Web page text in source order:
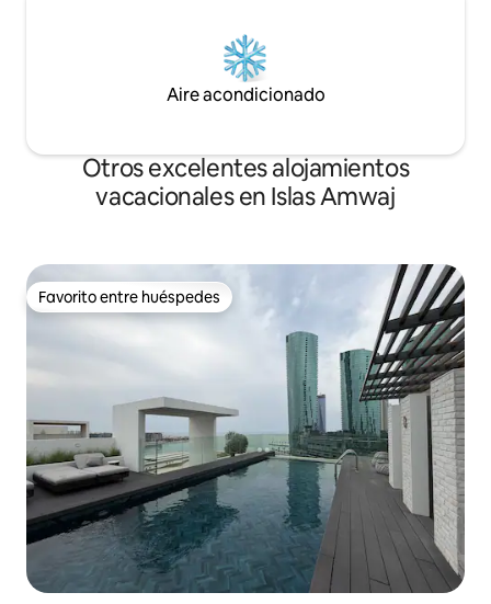
Aire acondicionado
Otros excelentes alojamientos
vacacionales en Islas Amwaj
Favorito entre huéspedes
Favorito entre huéspedes